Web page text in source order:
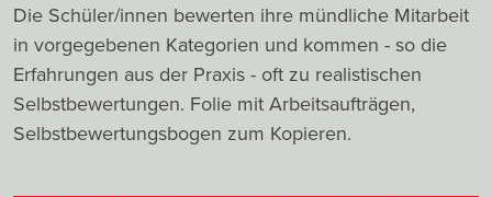
Die Schüler/innen bewerten ihre mündliche Mitarbeit
in vorgegebenen Kategorien und kommen - so die
Erfahrungen aus der Praxis - oft zu realistischen
Selbstbewertungen. Folie mit Arbeitsaufträgen,
Selbstbewertungsbogen zum Kopieren.